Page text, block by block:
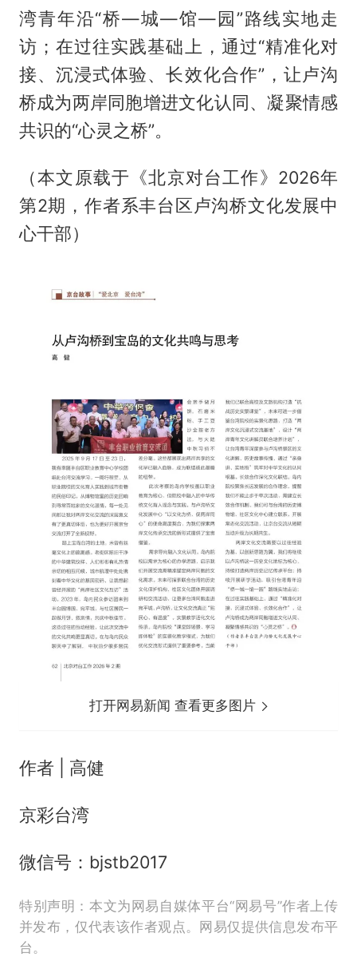
湾青年沿“桥—城—馆—园”路线实地走
访；在过往实践基础上，通过“精准化对
接、沉浸式体验、长效化合作”，让卢沟
桥成为两岸同胞增进文化认同、凝聚情感
共识的“心灵之桥”。
（本文原载于《北京对台工作》2026年
第2期，作者系丰台区卢沟桥文化发展中
心干部）
打开网易新闻 查看更多图片
作者 | 高健
京彩台湾
微信号：bjstb2017
特别声明：本文为网易自媒体平台“网易号”作者上传
并发布，仅代表该作者观点。网易仅提供信息发布平
台。